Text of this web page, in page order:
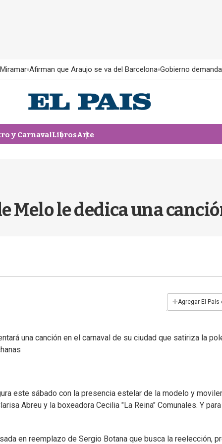
Afirman que Araujo se va del Barcelona Gobierno
y CarnavalLibrosArte
Melo le dedica una
+Agregar El País
una canción en el carnaval de su ciudad que satiriza la
este sábado con la presencia estelar de la modelo y
Abreu y la boxeadora Cecilia "La Reina" Comunales. Y para
en reemplazo de Sergio Botana que busca la reelección,